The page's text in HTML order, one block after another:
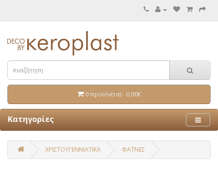
0 προϊόν(τα) - 0,00€
Κατηγορίες
ΧΡΙΣΤΟΥΓΕΝΝΙΑΤΙΚΑ ΦΑΤΝΕΣ